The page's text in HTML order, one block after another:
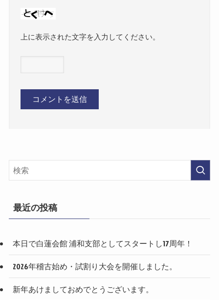
上に表示された文字を入力してください。
最近の投稿
本日で白蓮会館 浦和支部としてスタートし17周年！
2026年稽古始め・試割り大会を開催しました。
新年あけましておめでとうございます。